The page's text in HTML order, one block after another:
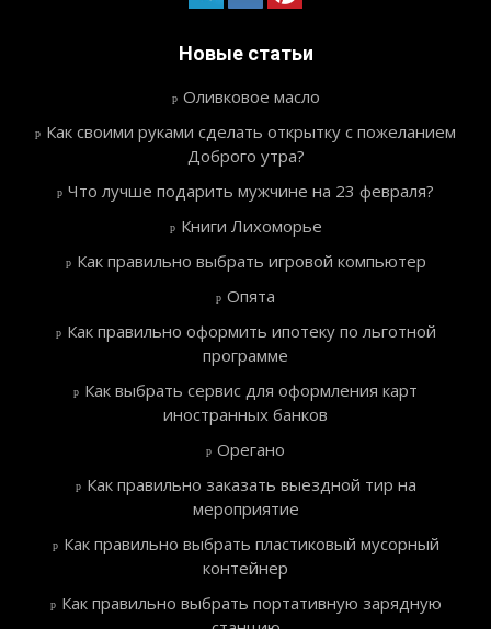
Новые статьи
Оливковое масло
Как своими руками сделать открытку с пожеланием
Доброго утра?
Что лучше подарить мужчине на 23 февраля?
Книги Лихоморье
Как правильно выбрать игровой компьютер
Опята
Как правильно оформить ипотеку по льготной
программе
Как выбрать сервис для оформления карт
иностранных банков
Орегано
Как правильно заказать выездной тир на
мероприятие
Как правильно выбрать пластиковый мусорный
контейнер
Как правильно выбрать портативную зарядную